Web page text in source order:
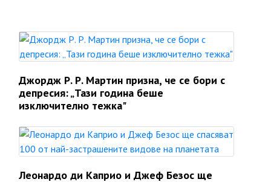
Джордж Р. Р. Мартин призна, че се бори с
депресия: „Тази година беше
изключително тежка"
Леонардо ди Каприо и Джеф Безос ще